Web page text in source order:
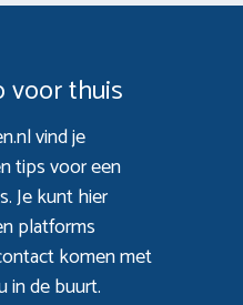
voor thuis
vind je
tips voor een
Je kunt hier
platforms
komen met
in de buurt.